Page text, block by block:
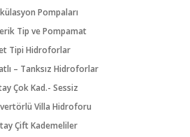
Pompaları
Tip ve Pompamat
Tipi Hidroforlar
– Tanksız Hidroforlar
Çok Kad.- Sessiz
Villa Hidroforu
Çift Kademeliler